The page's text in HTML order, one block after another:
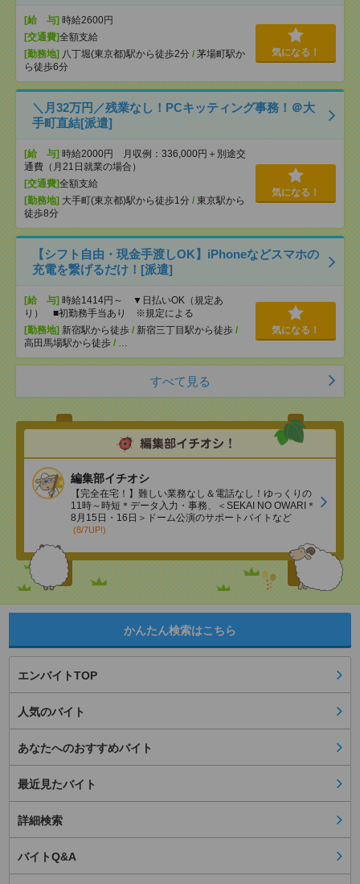
[給 与] 時給2600円
[交通費]全額支給
[勤務地] 八丁堀(東京都)駅から徒歩2分 / 茅場町駅か
ら徒歩6分
気になる！
＼月32万円／残業なし！PCキッティング事務！＠大
手町直結[派遣]
[給 与] 時給2000円 月収例：336,000円＋別途交
通費（月21日就業の場合）
[交通費]全額支給
[勤務地] 大手町(東京都)駅から徒歩1分 / 東京駅から
徒歩8分
気になる！
【シフト自由・現金手渡しOK】iPhoneなどスマホの
充電を繋げるだけ！[派遣]
[給 与] 時給1414円～ ▼日払いOK（規定あ
り） ■初勤務手当あり ※規定による
[勤務地] 新宿駅から徒歩 / 新宿三丁目駅から徒歩 /
高田馬場駅から徒歩 / …
気になる！
すべて見る
編集部イチオシ
【完全在宅！】難しい業務なし＆電話なし！ゆっくりの
11時～時短＊データ入力・事務、＜SEKAI NO OWARI＊
8月15日・16日＞ドーム公演のサポートバイトなど
(8/7UP!)
かんたん検索はこちら
エンバイトTOP
人気のバイト
あなたへのおすすめバイト
最近見たバイト
詳細検索
バイトQ&A